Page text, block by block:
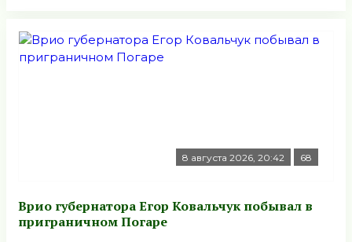
8 августа 2026, 20:42 68
Врио губернатора Егор Ковальчук побывал в
приграничном Погаре